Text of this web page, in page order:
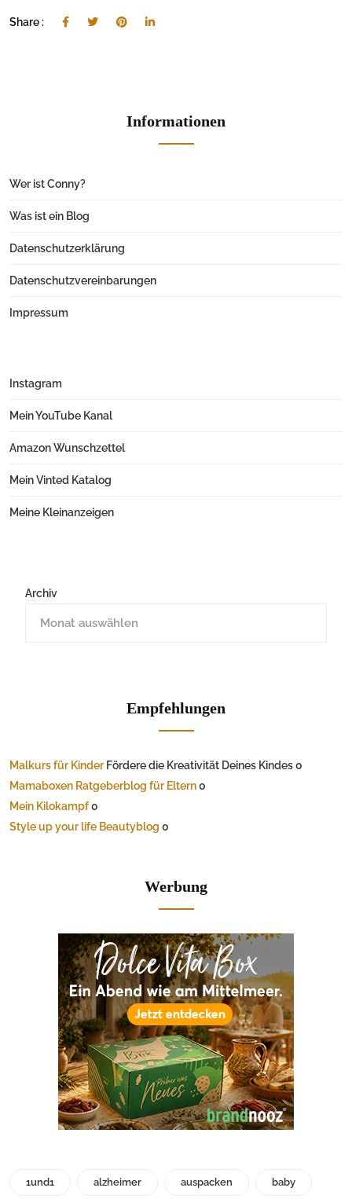
Share :
Informationen
Wer ist Conny?
Was ist ein Blog
Datenschutzerklärung
Datenschutzvereinbarungen
Impressum
Instagram
Mein YouTube Kanal
Amazon Wunschzettel
Mein Vinted Katalog
Meine Kleinanzeigen
Archiv
Empfehlungen
Malkurs für Kinder Fördere die Kreativität Deines Kindes 0
Mamaboxen Ratgeberblog für Eltern0
Mein Kilokampf0
Style up your life Beautyblog 0
Werbung
1und1 alzheimer auspacken baby